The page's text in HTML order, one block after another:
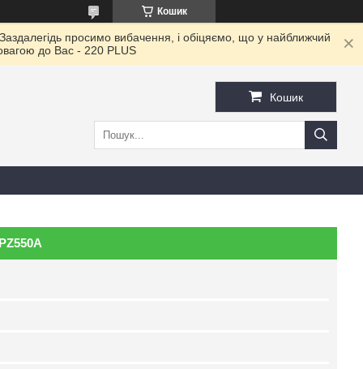
Кошик
просимо вибачення, і обіцяємо, що у найближчий
до Ваc - 220 PLUS
Кошик